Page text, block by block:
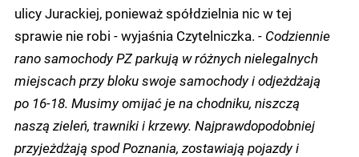
ulicy Jurackiej, ponieważ spółdzielnia nic w tej
sprawie nie robi - wyjaśnia Czytelniczka. - Codziennie
rano samochody PZ parkują w różnych nielegalnych
miejscach przy bloku swoje samochody i odjeżdżają
po 16-18. Musimy omijać je na chodniku, niszczą
naszą zieleń, trawniki i krzewy. Najprawdopodobniej
przyjeżdżają spod Poznania, zostawiają pojazdy i